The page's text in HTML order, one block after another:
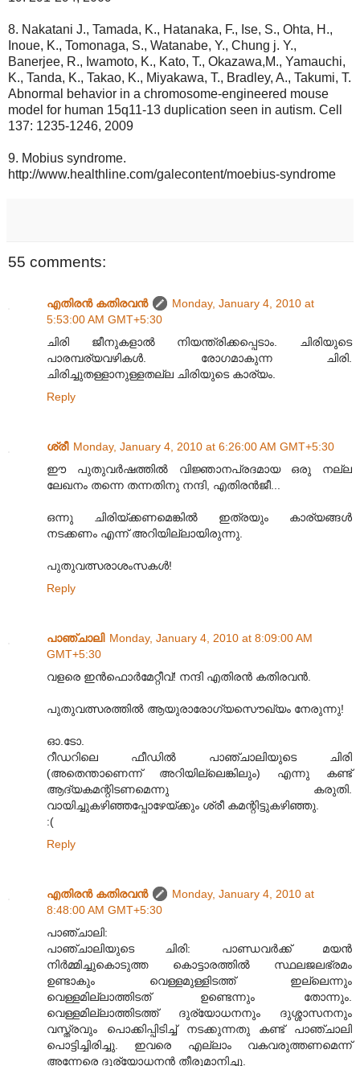
8. Nakatani J., Tamada, K., Hatanaka, F., Ise, S., Ohta, H.,
Inoue, K., Tomonaga, S., Watanabe, Y., Chung j. Y.,
Banerjee, R., Iwamoto, K., Kato, T., Okazawa,M., Yamauchi,
K., Tanda, K., Takao, K., Miyakawa, T., Bradley, A., Takumi, T.
Abnormal behavior in a chromosome-engineered mouse
model for human 15q11-13 duplication seen in autism. Cell
137: 1235-1246, 2009
9. Mobius syndrome.
http://www.healthline.com/galecontent/moebius-syndrome
55 comments:
എതിരന്‍ കതിരവന്‍
Monday, January 4, 2010 at
5:53:00 AM GMT+5:30
ചിരി ജീനുകളാൽ നിയന്ത്രിക്കപ്പെടാം. ചിരിയുടെ
പാരമ്പര്യവഴികൾ. രോഗമാകുന്ന ചിരി.
ചിരിച്ചുതള്ളാനുള്ളതല്ല ചിരിയുടെ കാര്യം.
Reply
ശ്രീ Monday, January 4, 2010 at 6:26:00 AM GMT+5:30
ഈ പുതുവര്‍ഷത്തില്‍ വിജ്ഞാനപ്രദമായ ഒരു നല്ല
ലേഖനം തന്നെ തന്നതിനു നന്ദി, എതിരന്‍ജീ...
ഒന്നു ചിരിയ്ക്കണമെങ്കില്‍ ഇത്രയും കാര്യങ്ങള്‍
നടക്കണം എന്ന് അറിയില്ലായിരുന്നു.
പുതുവത്സരാശംസകള്‍!
Reply
പാഞ്ചാലി Monday, January 4, 2010 at 8:09:00 AM
GMT+5:30
വളരെ ഇന്‍ഫൊര്‍മേറ്റീവ്! നന്ദി എതിരന്‍ കതിരവന്‍.
പുതുവത്സരത്തില്‍ ആയുരാരോഗ്യസൌഖ്യം നേരുന്നു!
ഓ.ടോ.
റീഡറിലെ ഫീഡില്‍ പാഞ്ചാലിയുടെ ചിരി
(അതെന്താണെന്ന് അറിയില്ലെങ്കിലും) എന്നു കണ്ട്
ആദ്യകമന്റിടണമെന്നു കരുതി.
വായിച്ചുകഴിഞ്ഞപ്പോഴേയ്ക്കും ശ്രീ കമന്റിട്ടുകഴിഞ്ഞു.
:(
Reply
എതിരന്‍ കതിരവന്‍
Monday, January 4, 2010 at
8:48:00 AM GMT+5:30
പാഞ്ചാലി:
പാഞ്ചാലിയുടെ ചിരി: പാണ്ഡവർക്ക് മയൻ
നിർമ്മിച്ചുകൊടുത്ത കൊട്ടാരത്തിൽ സ്ഥലജലഭ്രമം
ഉണ്ടാകും വെള്ളമുള്ളിടത്ത് ഇല്ലെന്നും
വെള്ളമില്ലാത്തിടത് ഉണ്ടെന്നും തോന്നും.
വെള്ളമില്ലാത്തിടത്ത് ദുര്യോധനനും ദുശ്ശാസനനും
വസ്ത്രവും പൊക്കിപ്പിടിച്ച് നടക്കുന്നതു കണ്ട് പാഞ്ചാലി
പൊട്ടിച്ചിരിച്ചു. ഇവരെ എല്ലാം വകവരുത്തണമെന്ന്
അന്നേരെ ദുര്യോധനൻ തീരുമാനിച്ചു.